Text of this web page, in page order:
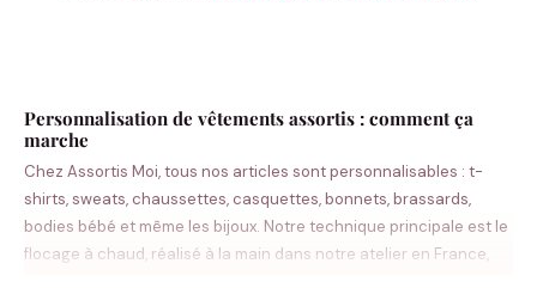
Personnalisation de vêtements assortis : comment ça
marche
Chez Assortis Moi, tous nos articles sont personnalisables : t-
shirts, sweats, chaussettes, casquettes, bonnets, brassards,
bodies bébé et même les bijoux. Notre technique principale est le
flocage à chaud, réalisé à la main dans notre atelier en France,